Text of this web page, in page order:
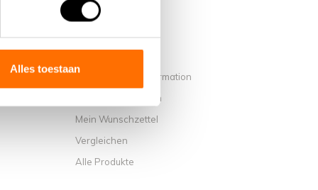
Alles toestaan
Mein Konto
Benutzerkonto Information
Meine Bestellungen
Mein Wunschzettel
Vergleichen
Alle Produkte